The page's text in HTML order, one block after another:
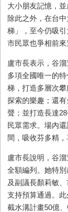
大小朋友記憶，
除此之外，在台
梯」，至今仍吸
市民眾也爭相前來
盧市長表示，谷
多項全國唯一的
梯，打造多層次
探索的樂趣；還
聲；並打造長達
民眾需求。場內
間，吸收芬多精，
盧市長說明，谷
全額編列。她特
及副議長顏莉敏
支持預算通過。
截水溝計畫50億